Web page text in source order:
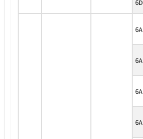
6D
6A
6A
6A
6A